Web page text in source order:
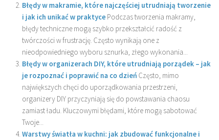
Błędy w makramie, które najczęściej utrudniają tworzenie
i jak ich unikać w praktyce Podczas tworzenia makramy,
błędy techniczne mogą szybko przekształcić radość z
twórczości w frustrację. Często wynikają one z
nieodpowiedniego wyboru sznurka, złego wykonania...
Błędy w organizerach DIY, które utrudniają porządek – jak
je rozpoznać i poprawić na co dzień Często, mimo
największych chęci do uporządkowania przestrzeni,
organizery DIY przyczyniają się do powstawania chaosu
zamiast ładu. Kluczowymi błędami, które mogą sabotować
Twoje...
Warstwy światła w kuchni: jak zbudować funkcjonalne i